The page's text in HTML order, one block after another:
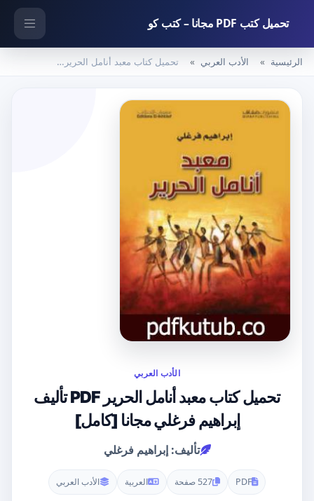
تحميل كتب PDF مجانا – كتب كو
الرئيسية الأدب العربي تحميل كتاب معبد أنامل الحرير PDF تأليف إبراهيم فرغلي مجانا [كامل]
الأدب العربي
تحميل كتاب معبد أنامل الحرير PDF تأليف
إبراهيم فرغلي مجانا [كامل]
تأليف: إبراهيم فرغلي
PDF 527 صفحة العربية الأدب العربي